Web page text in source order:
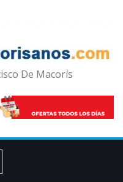
De Macorís